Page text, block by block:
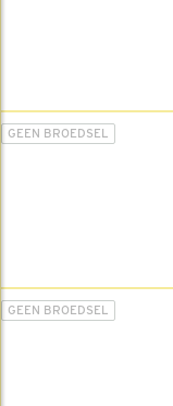
GEEN BROEDSEL
GEEN BROEDSEL